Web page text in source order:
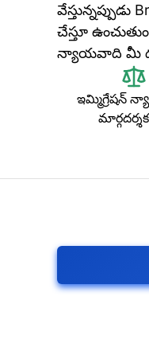
చేస్తూ
న్యాయవాది మీ
ఇమ్మిగ్రేషన్